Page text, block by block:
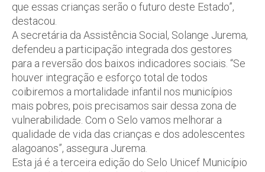
que essas crianças serão o futuro deste Estado”,
destacou.
A secretária da Assistência Social, Solange Jurema,
defendeu a participação integrada dos gestores
para a reversão dos baixos indicadores sociais. “Se
houver integração e esforço total de todos
coibiremos a mortalidade infantil nos municípios
mais pobres, pois precisamos sair dessa zona de
vulnerabilidade. Com o Selo vamos melhorar a
qualidade de vida das crianças e dos adolescentes
alagoanos”, assegura Jurema.
Esta já é a terceira edição do Selo Unicef Município